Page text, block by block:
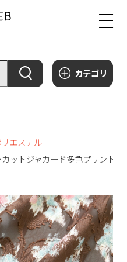
カテゴリ
エステル
ットジャカード多色プリント
サ
イ
ト
タ
イ
ト
ト
ニ
ュ
ー
を
開